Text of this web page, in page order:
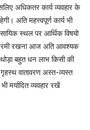
अधिकतर कार्य व्यवहार के
अति महत्त्वपूर्ण कार्य भी
स्थल पर आर्थिक विषयो
रखना आज अति आवश्यक
बहुत धन लाभ किसी की
गृहस्थ वातावरण अस्त-व्यस्त
मर्यादित व्यवहार रखें